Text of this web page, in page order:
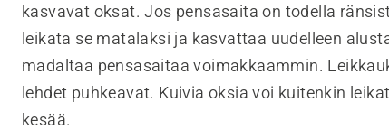
kasvavat oksat. Jos pensasaita on todella
leikata se matalaksi ja kasvattaa uudelleen
madaltaa pensasaitaa voimakkaammin.
lehdet puhkeavat. Kuivia oksia voi kuitenkin
kesää.